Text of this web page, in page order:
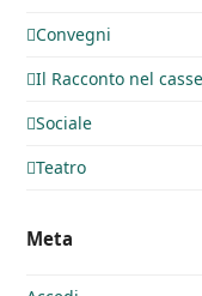
Convegni
Il Racconto nel
Sociale
Teatro
Meta